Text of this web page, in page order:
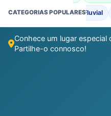
CATEGORIAS POPULARES
Fortificações Praia Fluvial
Conhece um lugar
Partilhe-o connosco!